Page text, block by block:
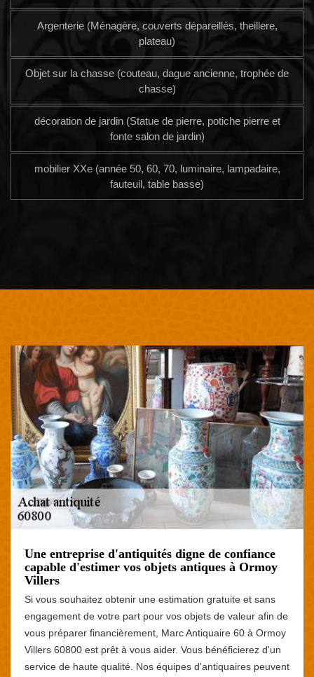
Argenterie (Ménagère, couverts dépareillés, theillere,
plateau)
Objet sur la chasse (couteau, dague ancienne, trophée de
chasse)
décoration de jardin (Statue de pierre, potiche pierre et
fonte salon de jardin)
mobilier XXe (année 50, 60, 70, luminaire, lampadaire,
fauteuil, table basse)
Une entreprise d'antiquités digne de confiance
capable d'estimer vos objets antiques à Ormoy
Villers
Si vous souhaitez obtenir une estimation gratuite et sans
engagement de votre part pour vos objets de valeur afin de
vous préparer financièrement, Marc Antiquaire 60 à Ormoy
Villers 60800 est prêt à vous aider. Vous bénéficierez d'un
service de haute qualité. Nos équipes d'antiquaires peuvent